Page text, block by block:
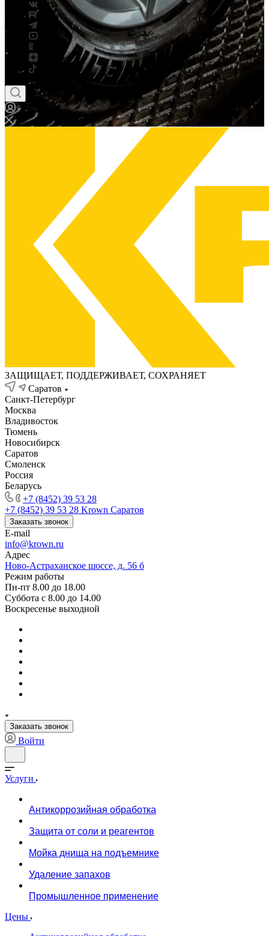
ЗАЩИЩАЕТ, ПОДДЕРЖИВАЕТ, СОХРАНЯЕТ
Саратов
Санкт-Петербург
Москва
Владивосток
Тюмень
Новосибирск
Саратов
Смоленск
Россия
Беларусь
+7 (8452) 39 53 28
+7 (8452) 39 53 28 Krown Саратов
Заказать звонок
E-mail
info@krown.ru
Адрес
Ново-Астраханское шоссе, д. 56 б
Режим работы
Пн-пт 8.00 до 18.00
Суббота с 8.00 до 14.00
Воскресенье выходной
Заказать звонок
Войти
Услуги
Антикоррозийная обработка
Защита от соли и реагентов
Мойка днища на подъемнике
Удаление запахов
Промышленное применение
Цены